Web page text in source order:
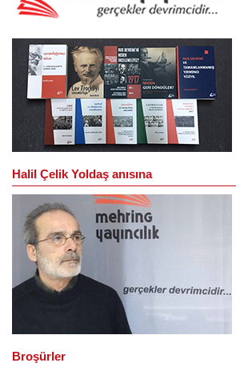
Halil Çelik Yoldaş anısına
Broşürler